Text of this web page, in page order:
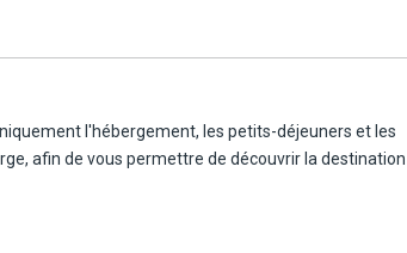
gourmandes. Ce circuit complet allie culture,
l'hébergement, les petits-déjeuners et les
afin de vous permettre de découvrir la destination